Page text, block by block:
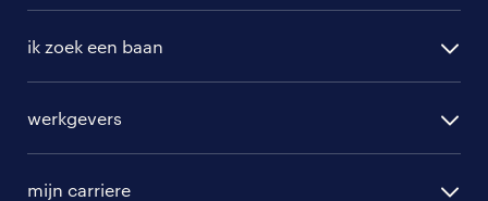
ik zoek een baan
randstad professional
werkgevers
mijn carriere